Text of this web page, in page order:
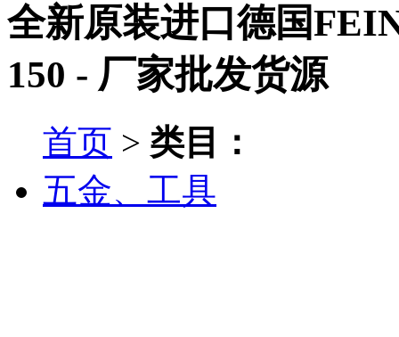
全新原装进口德国
150 - 厂家批发货源
首页 > 类目：
五金、工具